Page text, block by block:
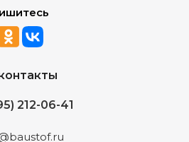
212-06-41